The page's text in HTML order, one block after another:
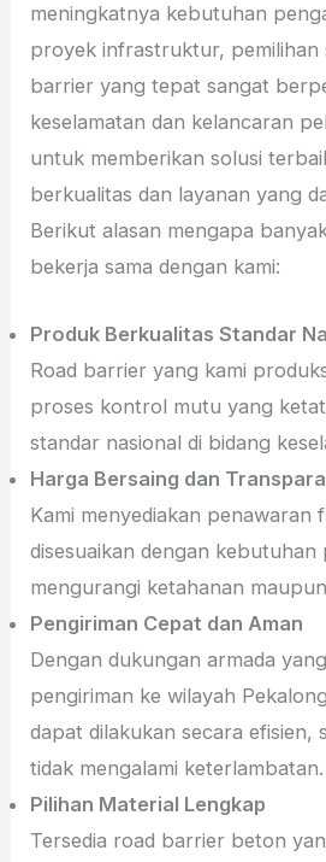
meningkatnya kebutuhan
proyek infrastruktur, pemilihan
barrier yang tepat sangat
keselamatan dan kelancaran
untuk memberikan solusi
berkualitas dan layanan yang
Berikut alasan mengapa
bekerja sama dengan kami:
Produk Berkualitas Standar
Road barrier yang kami
proses kontrol mutu yang
standar nasional di bidang
Harga Bersaing dan
Kami menyediakan penawaran
disesuaikan dengan
mengurangi ketahanan
Pengiriman Cepat dan Aman
Dengan dukungan armada
pengiriman ke wilayah
dapat dilakukan secara efisien,
tidak mengalami keterlambatan.
Pilihan Material Lengkap
Tersedia road barrier beton